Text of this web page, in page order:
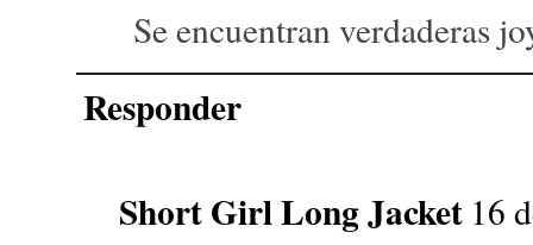
Se encuentran verdaderas
Responder
Short Girl Long Jacket 16